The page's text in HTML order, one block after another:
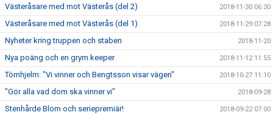
Västeråsare med mot Västerås (del 2) 2018-11-30 06:30
Västeråsare med mot Västerås (del 1) 2018-11-29 07:28
Nyheter kring truppen och staben 2018-11-20
Nya poäng och en grym keeper 2018-11-12 11:55
Törnhjelm: "Vi vinner och Bengtsson visar vägen" 2018-10-27 11:10
"Gör alla vad dom ska vinner vi" 2018-09-28
Stenhårde Blom och seriepremiär! 2018-09-22 07:00